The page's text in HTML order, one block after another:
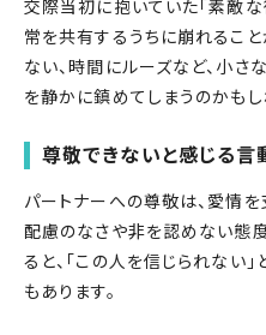
交際当初に抱いていた「素敵な
常を共有するうちに崩れるこ
ない、時間にルーズなど、小さ
を静かに鎮めてしまうのかもし
尊敬できないと感じる言
パートナーへの尊敬は、愛情
配慮のなさや非を認めない態
ると、「この人を信じられない
もあります。